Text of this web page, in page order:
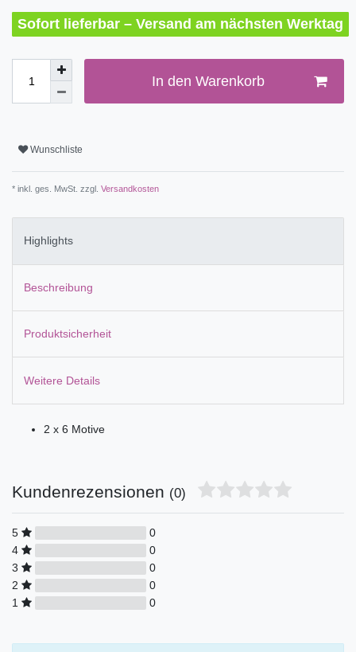
Sofort lieferbar – Versand am nächsten Werktag
In den Warenkorb
Wunschliste
* inkl. ges. MwSt. zzgl. Versandkosten
Highlights
Beschreibung
Produktsicherheit
Weitere Details
2 x 6 Motive
Kundenrezensionen (0)
5
0
4
0
3
0
2
0
1
0